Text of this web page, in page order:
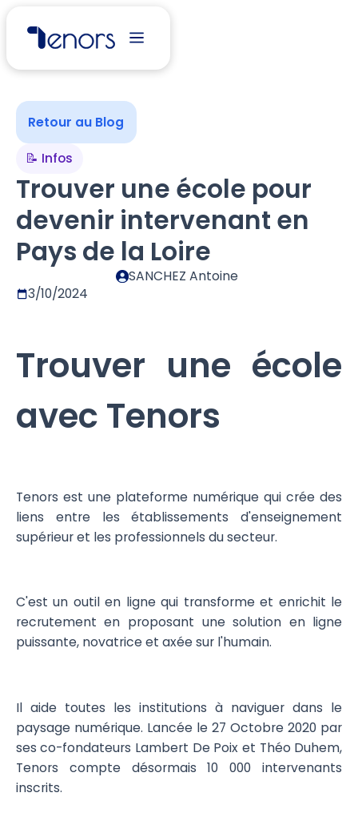
Retour au Blog
📝 Infos
Trouver une école pour
devenir intervenant en
Pays de la Loire
SANCHEZ Antoine
3/10/2024
Trouver une école
avec Tenors
Tenors est une plateforme numérique qui crée des
liens entre les établissements d'enseignement
supérieur et les professionnels du secteur.
C'est un outil en ligne qui transforme et enrichit le
recrutement en proposant une solution en ligne
puissante, novatrice et axée sur l'humain.
Il aide toutes les institutions à naviguer dans le
paysage numérique. Lancée le 27 Octobre 2020 par
ses co-fondateurs Lambert De Poix et Théo Duhem,
Tenors compte désormais 10 000 intervenants
inscrits.